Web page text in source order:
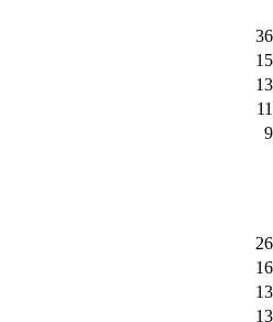
36
15
13
11
9
26
16
13
13